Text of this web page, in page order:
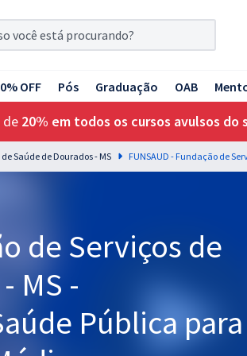
OFF Pós Graduação OAB
de 20% em todos os cursos avulsos do
Saúde de Dourados - MS
de Serviços de
MS -
Pública para